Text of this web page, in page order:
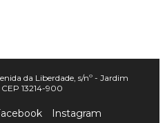
da Liberdade, s/nº - Jardim
13214-900
Instagram